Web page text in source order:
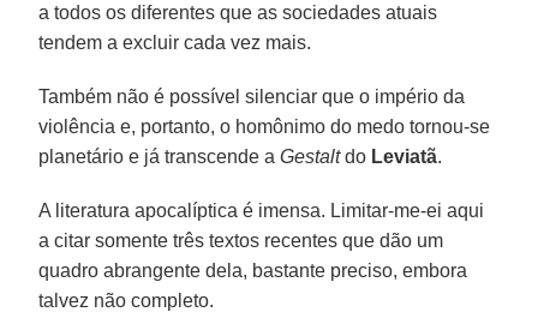
a todos os diferentes que as sociedades atuais
tendem a excluir cada vez mais.
Também não é possível silenciar que o império da
violência e, portanto, o homônimo do medo tornou-se
planetário e já transcende aGestaltdo Leviatã.
A literatura apocalíptica é imensa. Limitar-me-ei aqui
a citar somente três textos recentes que dão um
quadro abrangente dela, bastante preciso, embora
talvez não completo.